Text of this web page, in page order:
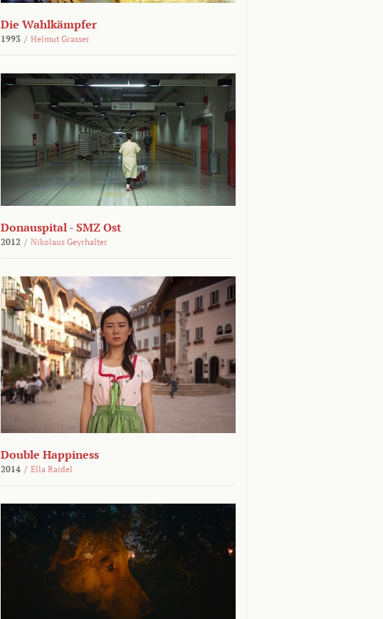
Die Wahlkämpfer
1993 / Helmut Grasser
Donauspital - SMZ Ost
2012 / Nikolaus Geyrhalter
Double Happiness
2014 / Ella Raidel